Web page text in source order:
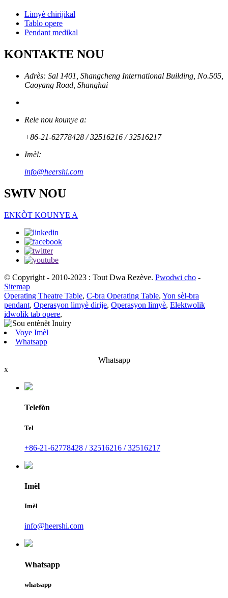
Limyè chirijikal
Tablo opere
Pendant medikal
KONTAKTE NOU
Adrès: Sal 1401, Shangcheng International Building, No.505,
Caoyang Road, Shanghai
Rele nou kounye a:
+86-21-62778428 / 32516216 / 32516217
Imèl:
info@heershi.com
SWIV NOU
ENKÒT KOUNYE A
© Copyright - 2010-2023 : Tout Dwa Rezève. Pwodwi cho -
Sitemap
Operating Theatre Table, C-bra Operating Table, Yon sèl-bra
pendant, Operasyon limyè dirije, Operasyon limyè, Elektwolik
idwolik tab opere,
Voye Imèl
Whatsapp
Whatsapp
x
Telefòn
Tel
+86-21-62778428 / 32516216 / 32516217
Imèl
Imèl
info@heershi.com
Whatsapp
whatsapp